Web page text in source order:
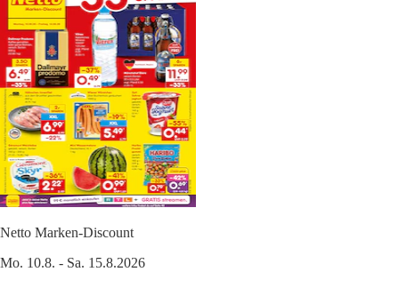
Netto Marken-Discount
Mo. 10.8. - Sa. 15.8.2026